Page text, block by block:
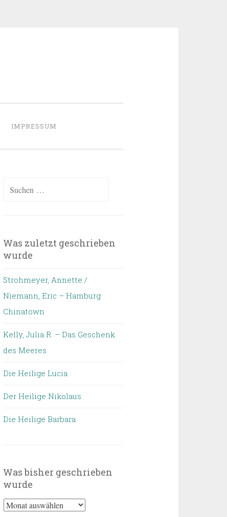
IMPRESSUM
Suchen
Was zuletzt geschrieben
wurde
Strohmeyer, Annette /
Niemann, Eric – Hamburg
Chinatown
Kelly, Julia R. – Das Geschenk
des Meeres
Die Heilige Lucia
Der Heilige Nikolaus
Die Heilige Barbara
Was bisher geschrieben
wurde
Was